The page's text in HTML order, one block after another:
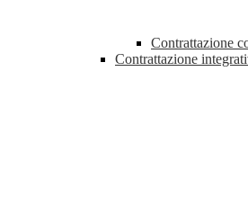
Contrattazione
Contrattazione